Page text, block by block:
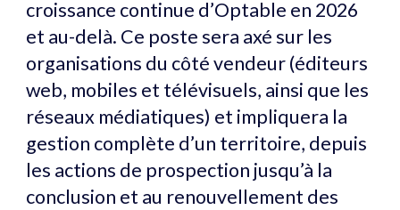
croissance continue d’Optable en 2026
et au-delà. Ce poste sera axé sur les
organisations du côté vendeur (éditeurs
web, mobiles et télévisuels, ainsi que les
réseaux médiatiques) et impliquera la
gestion complète d’un territoire, depuis
les actions de prospection jusqu’à la
conclusion et au renouvellement des